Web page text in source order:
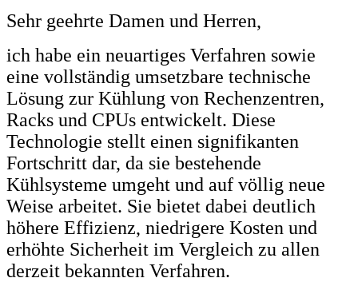
Sehr geehrte Damen und Herren,
ich habe ein neuartiges Verfahren sowie
eine vollständig umsetzbare technische
Lösung zur Kühlung von Rechenzentren,
Racks und CPUs entwickelt. Diese
Technologie stellt einen signifikanten
Fortschritt dar, da sie bestehende
Kühlsysteme umgeht und auf völlig neue
Weise arbeitet. Sie bietet dabei deutlich
höhere Effizienz, niedrigere Kosten und
erhöhte Sicherheit im Vergleich zu allen
derzeit bekannten Verfahren.